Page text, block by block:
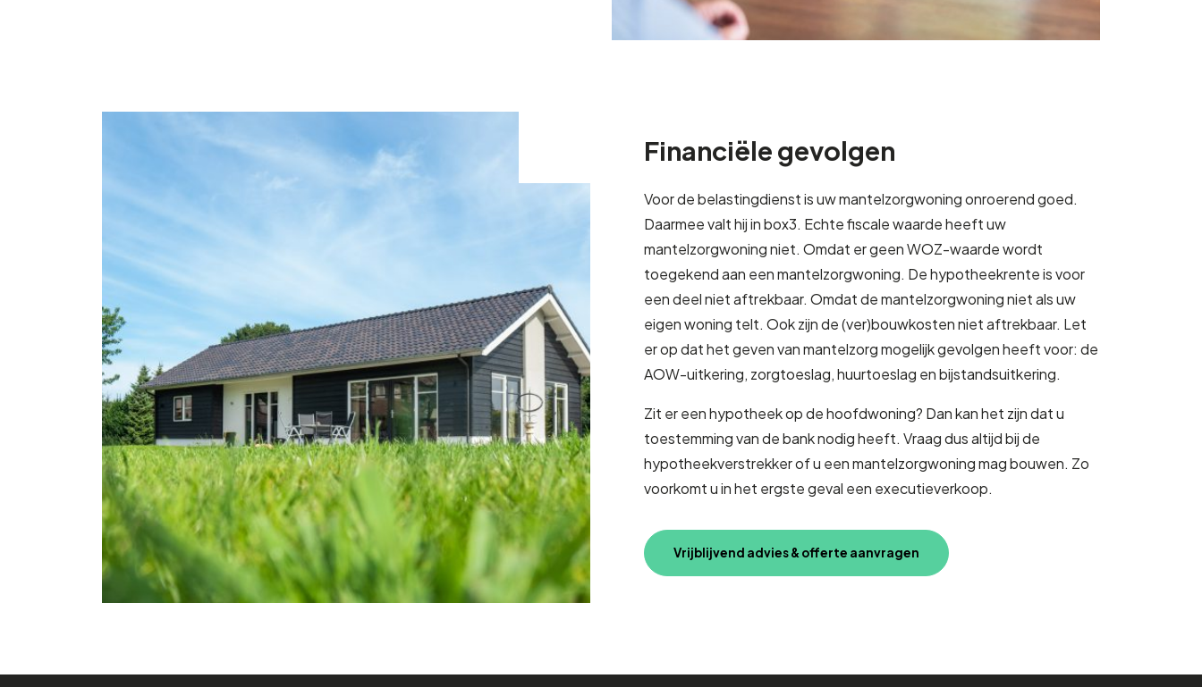
Financiële gevolgen
Voor de belastingdienst is uw mantelzorgwoning onroerend goed.
Daarmee valt hij in box3. Echte fiscale waarde heeft uw
mantelzorgwoning niet. Omdat er geen WOZ-waarde wordt
toegekend aan een mantelzorgwoning. De hypotheekrente is voor
een deel niet aftrekbaar. Omdat de mantelzorgwoning niet als uw
eigen woning telt. Ook zijn de (ver)bouwkosten niet aftrekbaar. Let
er op dat het geven van mantelzorg mogelijk gevolgen heeft voor: de
AOW-uitkering, zorgtoeslag, huurtoeslag en bijstandsuitkering.
Zit er een hypotheek op de hoofdwoning? Dan kan het zijn dat u
toestemming van de bank nodig heeft. Vraag dus altijd bij de
hypotheekverstrekker of u een mantelzorgwoning mag bouwen. Zo
voorkomt u in het ergste geval een executieverkoop.
Vrijblijvend advies & offerte aanvragen